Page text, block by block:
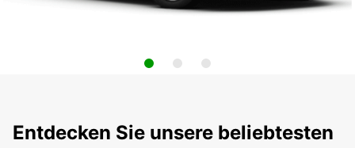
Entdecken Sie unsere beliebtesten